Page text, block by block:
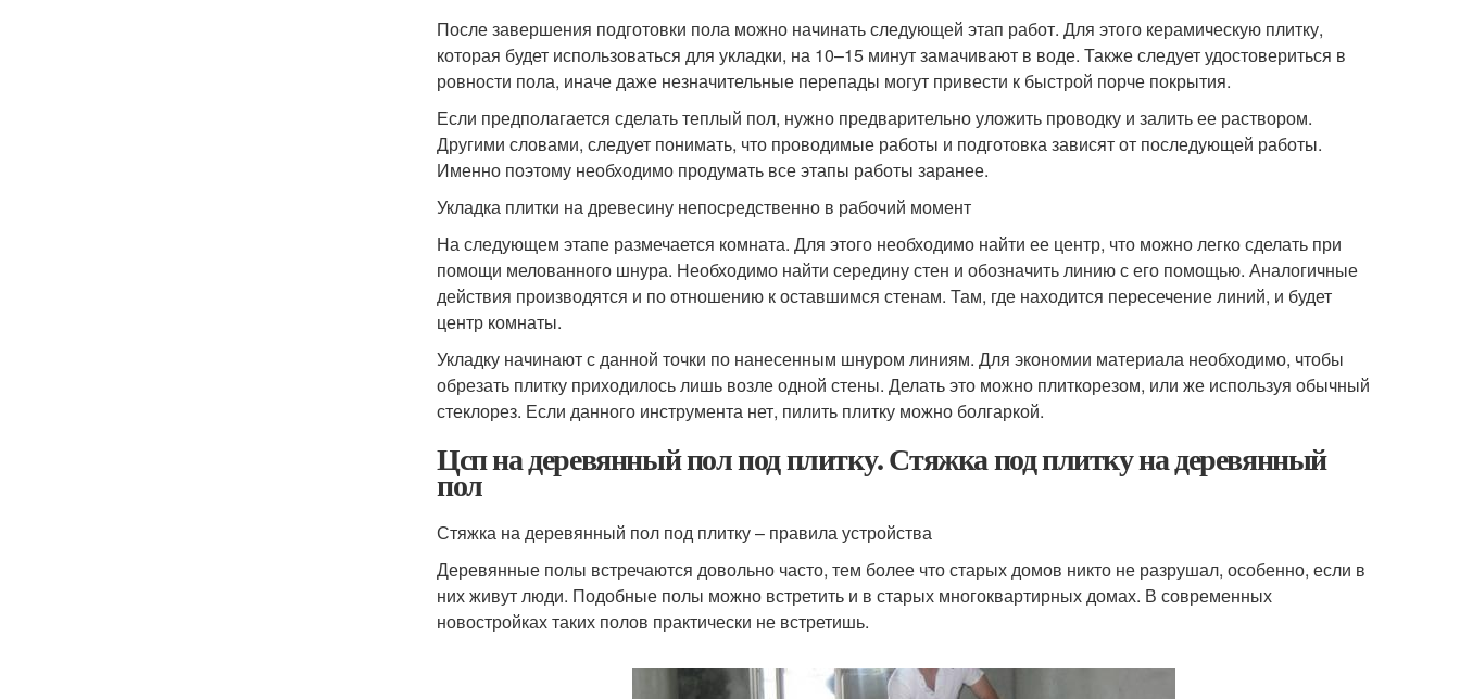
После завершения подготовки пола можно начинать следующей этап работ. Для этого керамическую плитку,
которая будет использоваться для укладки, на 10–15 минут замачивают в воде. Также следует удостовериться в
ровности пола, иначе даже незначительные перепады могут привести к быстрой порче покрытия.
Если предполагается сделать теплый пол, нужно предварительно уложить проводку и залить ее раствором.
Другими словами, следует понимать, что проводимые работы и подготовка зависят от последующей работы.
Именно поэтому необходимо продумать все этапы работы заранее.
Укладка плитки на древесину непосредственно в рабочий момент
На следующем этапе размечается комната. Для этого необходимо найти ее центр, что можно легко сделать при
помощи мелованного шнура. Необходимо найти середину стен и обозначить линию с его помощью. Аналогичные
действия производятся и по отношению к оставшимся стенам. Там, где находится пересечение линий, и будет
центр комнаты.
Укладку начинают с данной точки по нанесенным шнуром линиям. Для экономии материала необходимо, чтобы
обрезать плитку приходилось лишь возле одной стены. Делать это можно плиткорезом, или же используя обычный
стеклорез. Если данного инструмента нет, пилить плитку можно болгаркой.
Цсп на деревянный пол под плитку. Стяжка под плитку на деревянный
пол
Стяжка на деревянный пол под плитку – правила устройства
Деревянные полы встречаются довольно часто, тем более что старых домов никто не разрушал, особенно, если в
них живут люди. Подобные полы можно встретить и в старых многоквартирных домах. В современных
новостройках таких полов практически не встретишь.